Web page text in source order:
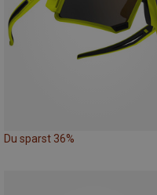
Du sparst 36%